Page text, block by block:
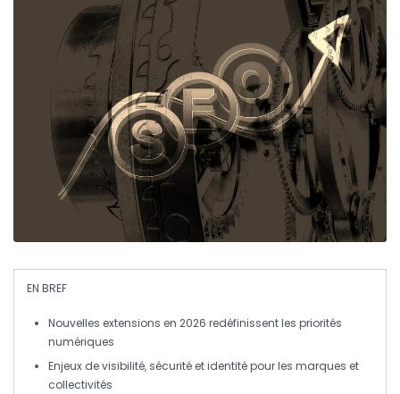
EN BREF
Nouvelles extensions en 2026 redéfinissent les priorités
numériques
Enjeux devisibilité, sécurité etidentitépour les marques et
collectivités